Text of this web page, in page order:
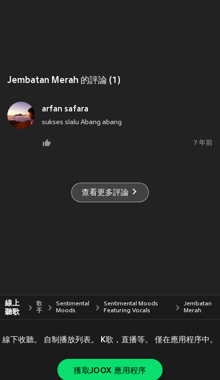
Jembatan Merah 的評論 (1)
arfan safara
sukses slalu Abang abang
7 年前
查看更多評論
線上
聽歌
歌
手
Sentimental
Moods
Sentimental Moods
Featuring Vocals
Jembatan
Merah
線下收聽。 自制播放列表。 K歌，直播等。 僅在應用程序中。
獲取JOOX 應用程序